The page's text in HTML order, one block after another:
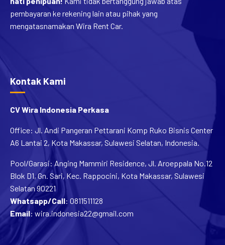
pembayaran ke rekening lain atau pihak yang
mengatasnamakan Wira Rent Car.
Kontak Kami
CV Wira Indonesia Perkasa
Office: Jl. Andi Pangeran Pettarani Komp Ruko Bisnis Center
A6 Lantai 2, Kota Makassar, Sulawesi Selatan, Indonesia.
Pool/Garasi: Anging Mammiri Residence, Jl. Aroeppala No.12
Blok D1, Gn. Sari, Kec. Rappocini, Kota Makassar, Sulawesi
Selatan 90221
Whatsapp/Call: 0811511128
Email: wira.indonesia22@gmail.com